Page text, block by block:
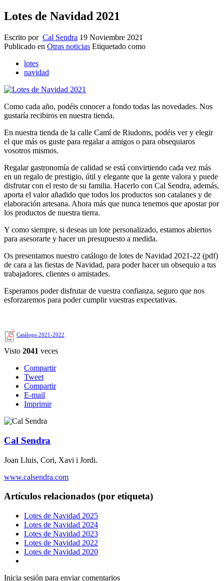
Lotes de Navidad 2021
Escrito por Cal Sendra 19 Noviembre 2021
Publicado en Otras noticias Etiquetado como
lotes
navidad
Como cada año, podéis conocer a fondo todas las novedades. Nos
gustaría recibiros en nuestra tienda.
En nuestra tienda de la calle Camí de Riudoms, podéis ver y elegir
el que más os guste para regalar a amigos o para obsequiaros
vosotros mismos.
Regalar gastronomía de calidad se está convirtiendo cada vez más
en un regalo de prestigio, útil y elegante que la gente valora y puede
disfrutar con el resto de su familia. Hacerlo con Cal Sendra, además,
aporta el valor añadido que todos los productos son catalanes y de
elaboración artesana. Ahora más que nunca tenemos que apostar por
los productos de nuestra tierra.
Y como siempre, si deseas un lote personalizado, estamos abiertos
para asesorarte y hacer un presupuesto a medida.
Os presentamos nuestro catálogo de lotes de Navidad 2021-22 (pdf)
de cara a las fiestas de Navidad, para poder hacer un obsequio a tus
trabajadores, clientes o amistades.
Esperamos poder disfrutar de vuestra confianza, seguro que nos
esforzaremos para poder cumplir vuestras expectativas.
Catálogo 2021-2022
Visto 2041 veces
Compartir
Tweet
Compartir
E-mail
Imprimir
Cal Sendra
Joan Lluis, Cori, Xavi i Jordi.
www.calsendra.com
Artículos relacionados (por etiqueta)
Lotes de Navidad 2025
Lotes de Navidad 2024
Lotes de Navidad 2023
Lotes de Navidad 2022
Lotes de Navidad 2020
Inicia sesión para enviar comentarios